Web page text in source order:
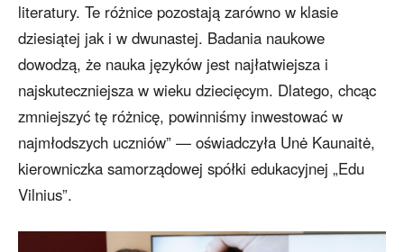
literatury. Te różnice pozostają zarówno w klasie
dziesiątej jak i w dwunastej. Badania naukowe
dowodzą, że nauka języków jest najłatwiejsza i
najskuteczniejsza w wieku dziecięcym. Dlatego, chcąc
zmniejszyć tę różnicę, powinniśmy inwestować w
najmłodszych uczniów” — oświadczyła Unė Kaunaitė,
kierowniczka samorządowej spółki edukacyjnej „Edu
Vilnius”.